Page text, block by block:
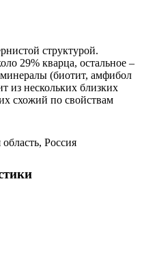
структурой.
29% кварца, остальное –
(биотит, амфибол
из нескольких близких
схожий по свойствам
Россия